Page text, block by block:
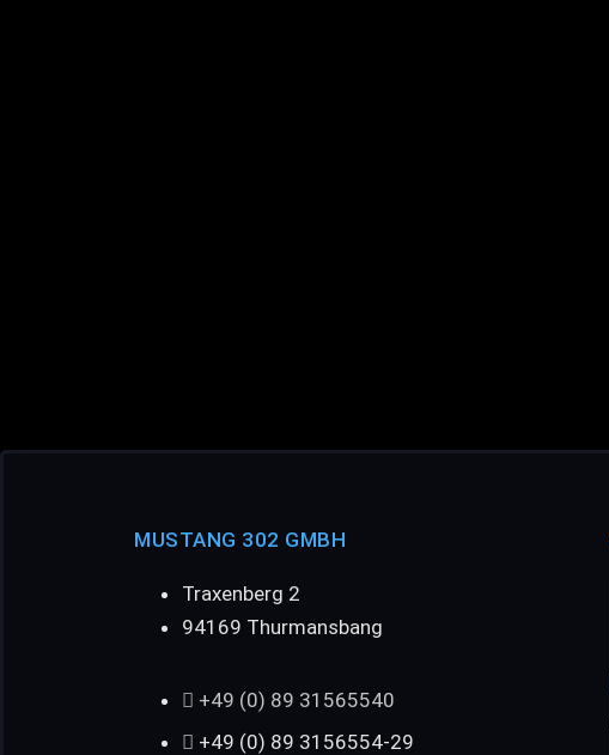
MUSTANG 302 GMBH
Traxenberg 2
94169 Thurmansbang
+49 (0) 89 31565540
+49 (0) 89 3156554-29